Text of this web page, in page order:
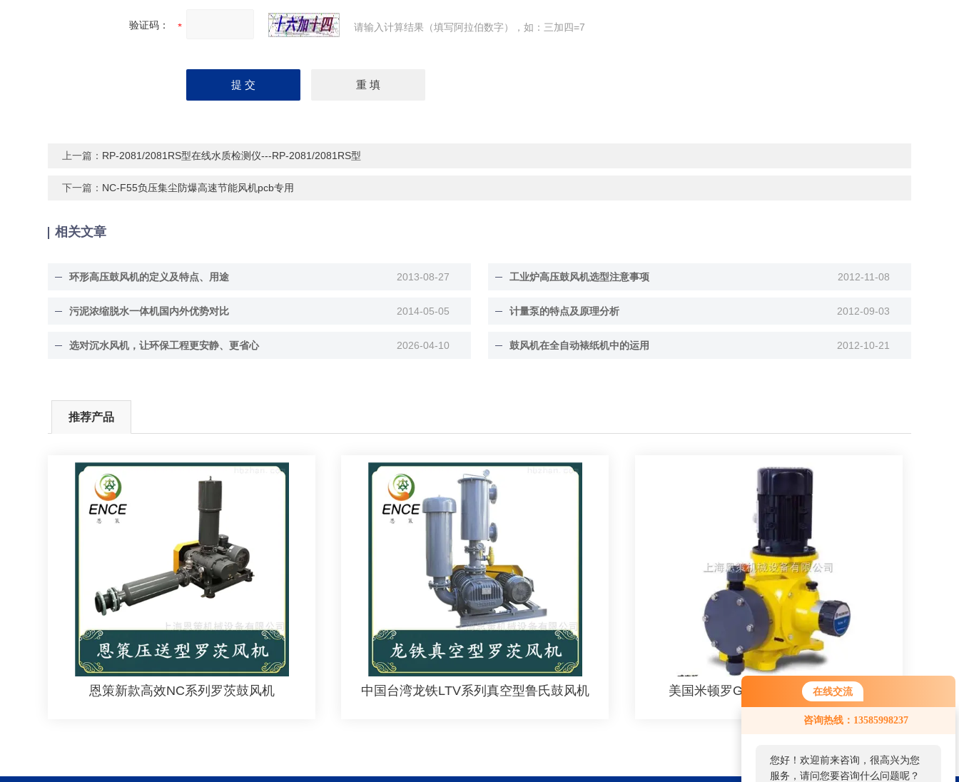
在线交流
咨询热线：13585998237
您好！欢迎前来咨询，很高兴为您
服务，请问您要咨询什么问题呢？
验证码： 请输入计算结果（填写阿拉伯数字），如：三加四=7
上一篇： RP-2081/2081RS型在线水质检测仪---RP-2081/2081RS型
下一篇： NC-F55负压集尘防爆高速节能风机pcb专用
相关文章
环形高压鼓风机的定义及特点、用途 2013-08-27 工业炉高压鼓风机选型注意事项 2012-11-08
污泥浓缩脱水一体机国内外优势对比 2014-05-05 计量泵的特点及原理分析 2012-09-03
选对沉水风机，让环保工程更安静、更省心 2026-04-10 鼓风机在全自动裱纸机中的运用 2012-10-21
推荐产品
恩策新款高效NC系列罗茨鼓风机 中国台湾龙铁LTV系列真空型鲁氏鼓风机 美国米顿罗GM系列机械隔膜计量泵